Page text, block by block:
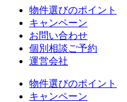
物件選びのポイント
キャンペーン
お問い合わせ
個別相談ご予約
運営会社
物件選びのポイント
キャンペーン